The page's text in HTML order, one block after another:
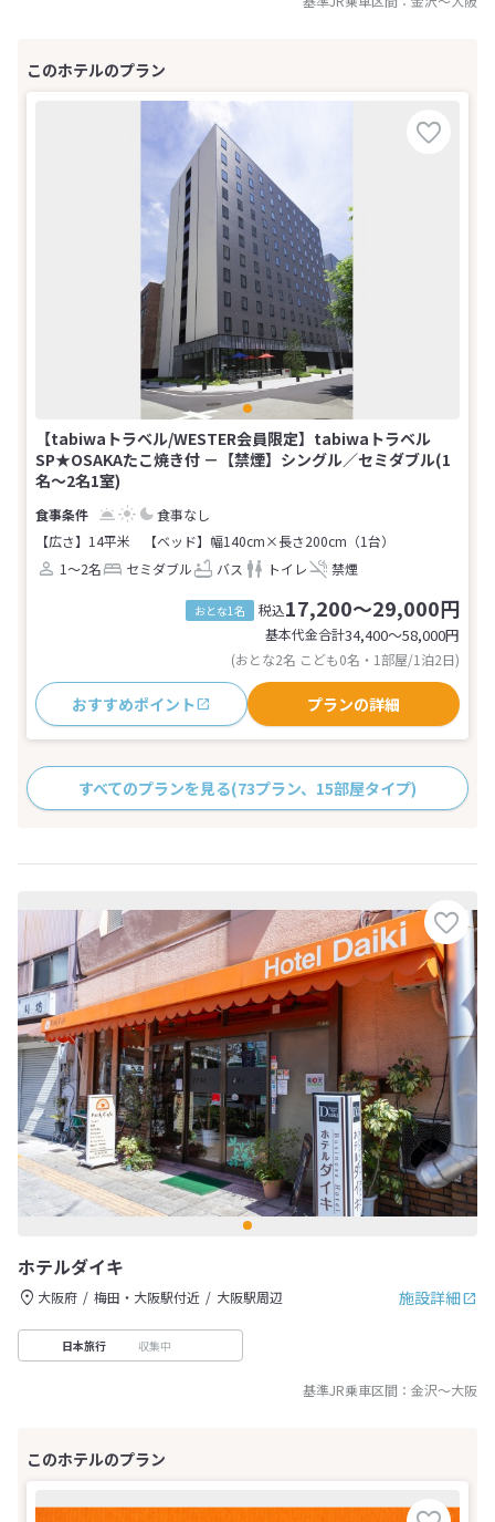
【tabiwaトラベル/WESTER会員限定】tabiwaトラベル
SP★OSAKAたこ焼き付 －【禁煙】シングル／セミダブル(1
名～2名1室)
食事なし
【広さ】14平米
【ベッド】幅140cm×長さ200cm（1台）
1～2名
セミダブル バス トイレ 禁煙
おとな1名 税込17,200～29,000円
基本代金合計34,400〜58,000円
(おとな2名 こども0名・1部屋/1泊2日)
おすすめポイント プランの詳細
すべてのプランを見る(73プラン、15部屋タイプ)
ホテルダイキ
施設詳細
大阪府 梅田・大阪駅付近 大阪駅周辺
日本旅行 収集中
基準JR乗車区間： 金沢～大阪